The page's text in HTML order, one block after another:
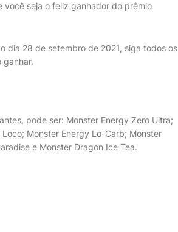
seja o feliz ganhador do prêmio
dia 28 de setembro de 2021, siga todos os
ganhar.
pode ser: Monster Energy Zero Ultra;
Monster Energy Lo-Carb; Monster
e Monster Dragon Ice Tea.